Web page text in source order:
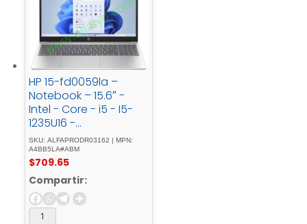
HP 15-fd0059la –
Notebook – 15.6″ -
Intel - Core - i5 - I5-
1235U16 -
GBSSDWindows - 11 -
HomeSilverSpanish
SKU: ALFAPRODR03162 | MPN:
A4BB5LA#ABM
$709.65
Compartir: